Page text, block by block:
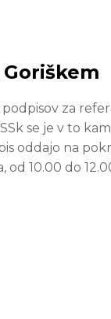
podpisov za
se je v to
oddajo na
10.00 do